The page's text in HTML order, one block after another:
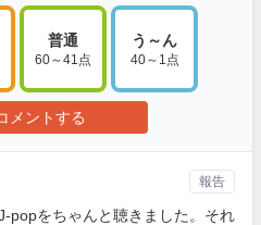
普通
60～41点
う～ん
40～1点
メントする
popをちゃんと聴きました。それ
報告